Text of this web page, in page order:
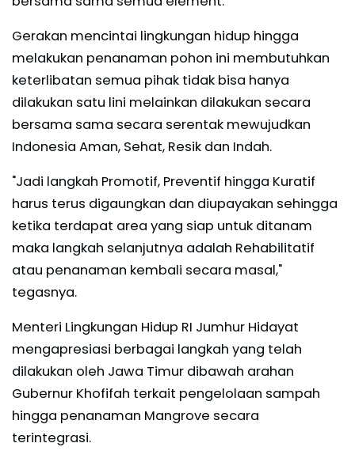
Gerakan mencintai lingkungan hidup hingga
melakukan penanaman pohon ini membutuhkan
keterlibatan semua pihak tidak bisa hanya
dilakukan satu lini melainkan dilakukan secara
bersama sama secara serentak mewujudkan
Indonesia Aman, Sehat, Resik dan Indah.
"Jadi langkah Promotif, Preventif hingga Kuratif
harus terus digaungkan dan diupayakan sehingga
ketika terdapat area yang siap untuk ditanam
maka langkah selanjutnya adalah Rehabilitatif
atau penanaman kembali secara masal,"
tegasnya.
Menteri Lingkungan Hidup RI Jumhur Hidayat
mengapresiasi berbagai langkah yang telah
dilakukan oleh Jawa Timur dibawah arahan
Gubernur Khofifah terkait pengelolaan sampah
hingga penanaman Mangrove secara
terintegrasi.